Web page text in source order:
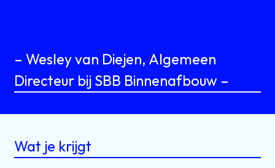
– Wesley van Diejen, Algemeen
Directeur bij SBB Binnenafbouw –
Wat je krijgt